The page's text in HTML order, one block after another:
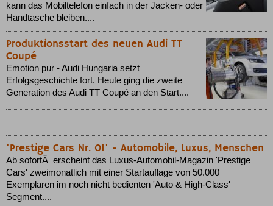
kann das Mobiltelefon einfach in der Jacken- oder
Handtasche bleiben....
Produktionsstart des neuen Audi TT
Coupé
Emotion pur - Audi Hungaria setzt
Erfolgsgeschichte fort. Heute ging die zweite
Generation des Audi TT Coupé an den Start....
'Prestige Cars Nr. 01' - Automobile, Luxus, Menschen
Ab sofortÂ erscheint das Luxus-Automobil-Magazin 'Prestige
Cars' zweimonatlich mit einer Startauflage von 50.000
Exemplaren im noch nicht bedienten 'Auto & High-Class'
Segment....